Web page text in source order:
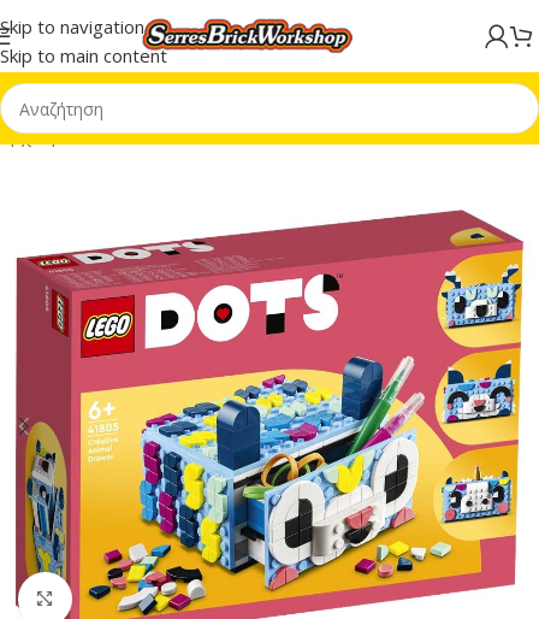
Skip to navigation
Skip to main content
Αρχική σελίδα/Dots
Click to enlarge